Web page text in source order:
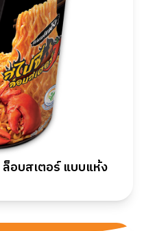
อบสเตอร์ แบบแห้ง